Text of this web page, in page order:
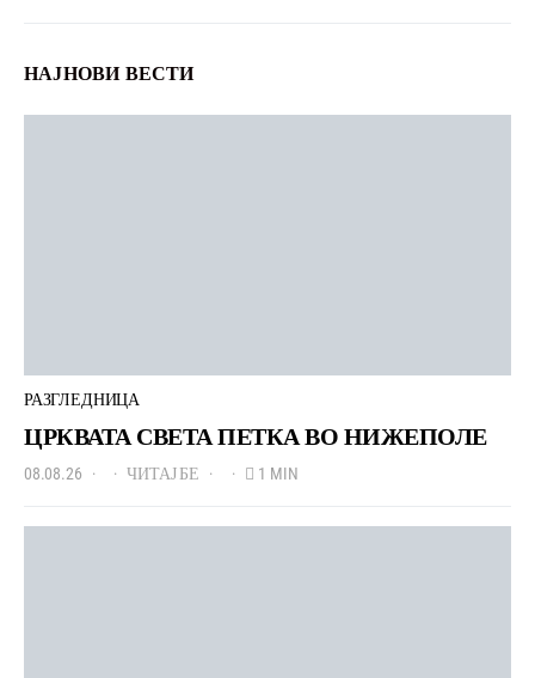
НАЈНОВИ ВЕСТИ
РАЗГЛЕДНИЦА
ЦРКВАТА СВЕТА ПЕТКА ВО НИЖЕПОЛЕ
08.08.26 ЧИТАЈ БЕ 1 MIN